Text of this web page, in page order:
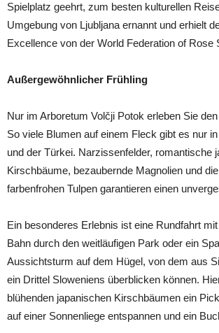
Spielplatz geehrt, zum besten kulturellen
Umgebung von Ljubljana ernannt und erhielt
Excellence von der World Federation of Rose
Außergewöhnlicher Frühling
Nur im Arboretum Volčji Potok erleben Sie
So viele Blumen auf einem Fleck gibt es nur
und der Türkei. Narzissenfelder, romantische
Kirschbäume, bezaubernde Magnolien und
farbenfrohen Tulpen garantieren einen
Ein besonderes Erlebnis ist eine Rundfahrt
Bahn durch den weitläufigen Park oder ein
Aussichtsturm auf dem Hügel, von dem aus
ein Drittel Sloweniens überblicken können.
blühenden japanischen Kirschbäumen ein
auf einer Sonnenliege entspannen und ein